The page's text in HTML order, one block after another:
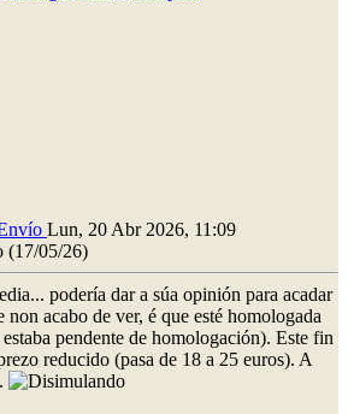
Lun, 20 Abr 2026, 11:09
05/26)
podería dar a súa opinión para acadar
non acabo de ver, é que esté homologada
pendente de homologación). Este fin
reducido (pasa de 18 a 25 euros). A